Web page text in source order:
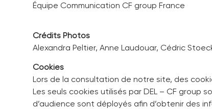
Équipe Communication CF group France
Crédits Photos
Alexandra Peltier, Anne Laudouar, Cédric
Cookies
Lors de la consultation de notre site, des
Les seuls cookies utilisés par DEL – CF group
d’audience sont déployés afin d’obtenir des